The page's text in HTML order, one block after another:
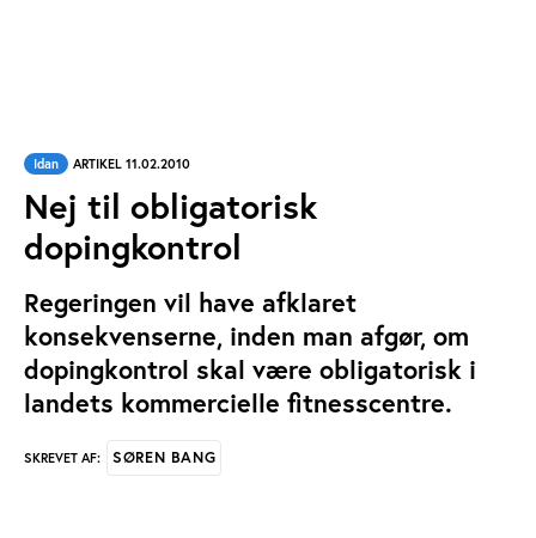
Idan ARTIKEL 11.02.2010
Nej til obligatorisk
dopingkontrol
Regeringen vil have afklaret
konsekvenserne, inden man afgør, om
dopingkontrol skal være obligatorisk i
landets kommercielle fitnesscentre.
SKREVET AF: SØREN BANG